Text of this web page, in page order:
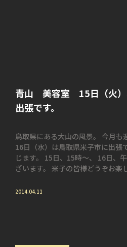
青山 美容室 15日（火）
出張です。
鳥取県にある大山の風景。 今月も
16日（水）は鳥取県米子市に出張
じます。 15日、15時～、 16日、
ざいます。 米子の皆様どうぞお
2014.04.11